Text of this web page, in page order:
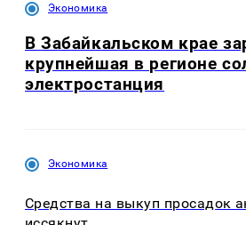
Экономика
В Забайкальском крае
крупнейшая в регионе
электростанция
Экономика
Средства на выкуп просадок